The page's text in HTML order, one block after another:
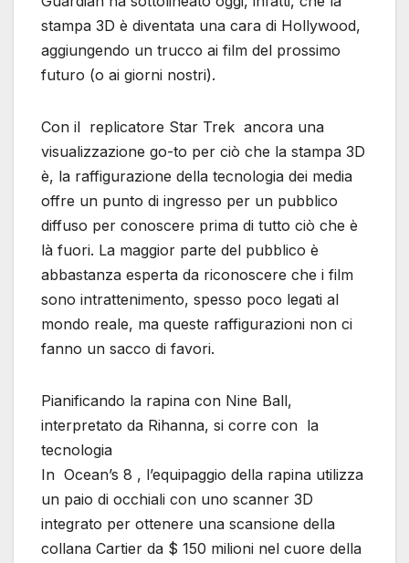
stampa 3D è diventata una cara di Hollywood,
aggiungendo un trucco ai film del prossimo
futuro (o ai giorni nostri).
Con il replicatore Star Trek ancora una
visualizzazione go-to per ciò che la stampa 3D
è, la raffigurazione della tecnologia dei media
offre un punto di ingresso per un pubblico
diffuso per conoscere prima di tutto ciò che è
là fuori. La maggior parte del pubblico è
abbastanza esperta da riconoscere che i film
sono intrattenimento, spesso poco legati al
mondo reale, ma queste raffigurazioni non ci
fanno un sacco di favori.
Pianificando la rapina con Nine Ball,
interpretato da Rihanna, si corre con la
tecnologia
In Ocean’s 8 , l’equipaggio della rapina utilizza
un paio di occhiali con uno scanner 3D
integrato per ottenere una scansione della
collana Cartier da $ 150 milioni nel cuore della